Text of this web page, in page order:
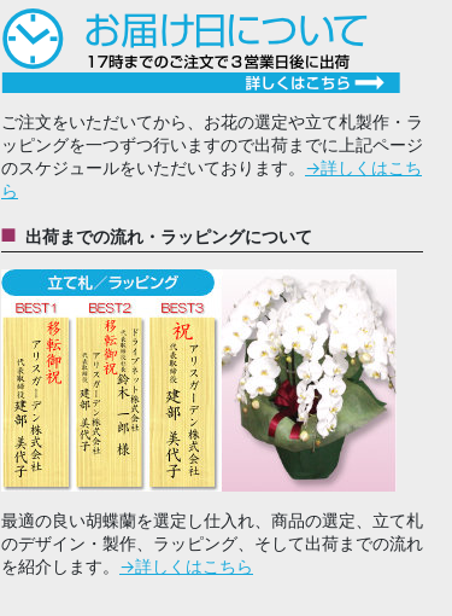
ご注文をいただいてから、お花の選定や立て札製作・ラ
ッピングを一つずつ行いますので出荷までに上記ページ
のスケジュールをいただいております。 →詳しくはこち
ら
出荷までの流れ・ラッピングについて
最適の良い胡蝶蘭を選定し仕入れ、商品の選定、立て札
のデザイン・製作、ラッピング、そして出荷までの流れ
を紹介します。 →詳しくはこちら